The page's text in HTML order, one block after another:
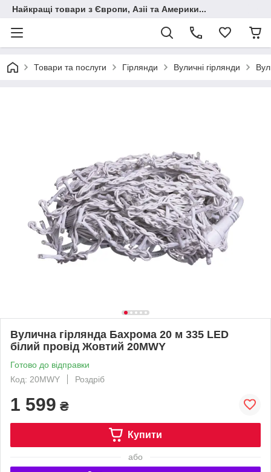
Найкращі товари з Європи, Азіі та Америки...
Товари та послуги Гірлянди Вуличні гірлянди
Вулична гірлянда Бахрома 20 м 335 LED
білий провід Жовтий 20MWY
Готово до відправки
Код: 20MWY
Роздріб
1 599 ₴
Купити
або